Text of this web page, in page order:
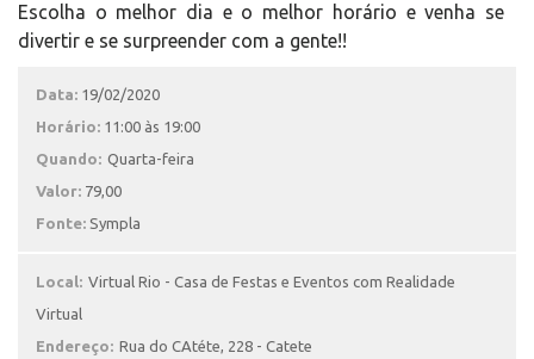
Escolha o melhor dia e o melhor horário e venha se
divertir e se surpreender com a gente!!
Data: 19/02/2020
Horário: 11:00 às 19:00
Quando: Quarta-feira
Valor: 79,00
Fonte: Sympla
Local: Virtual Rio - Casa de Festas e Eventos com Realidade
Virtual
Endereço: Rua do CAtéte, 228 - Catete